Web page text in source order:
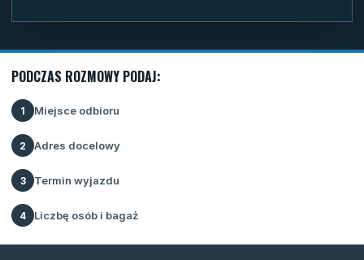
PODCZAS ROZMOWY PODAJ:
1 Miejsce odbioru
2 Adres docelowy
3 Termin wyjazdu
4 Liczbę osób i bagaż